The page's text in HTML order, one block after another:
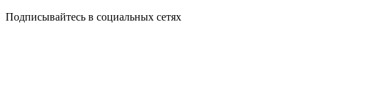
Подписывайтесь в социальных сетях